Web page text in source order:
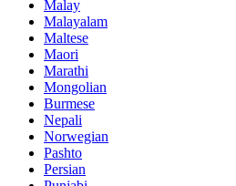
Malay
Malayalam
Maltese
Maori
Marathi
Mongolian
Burmese
Nepali
Norwegian
Pashto
Persian